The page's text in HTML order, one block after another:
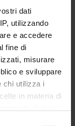
dati
utilizzando
e accedere
fine di
misurare
e sviluppare
chi utilizza i
in materia di